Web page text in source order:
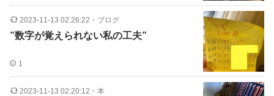
2023-11-13 02:26:22 ・ ブログ
”数字が覚えられない私の工夫”
1
2023-11-13 02:20:12 ・ 本